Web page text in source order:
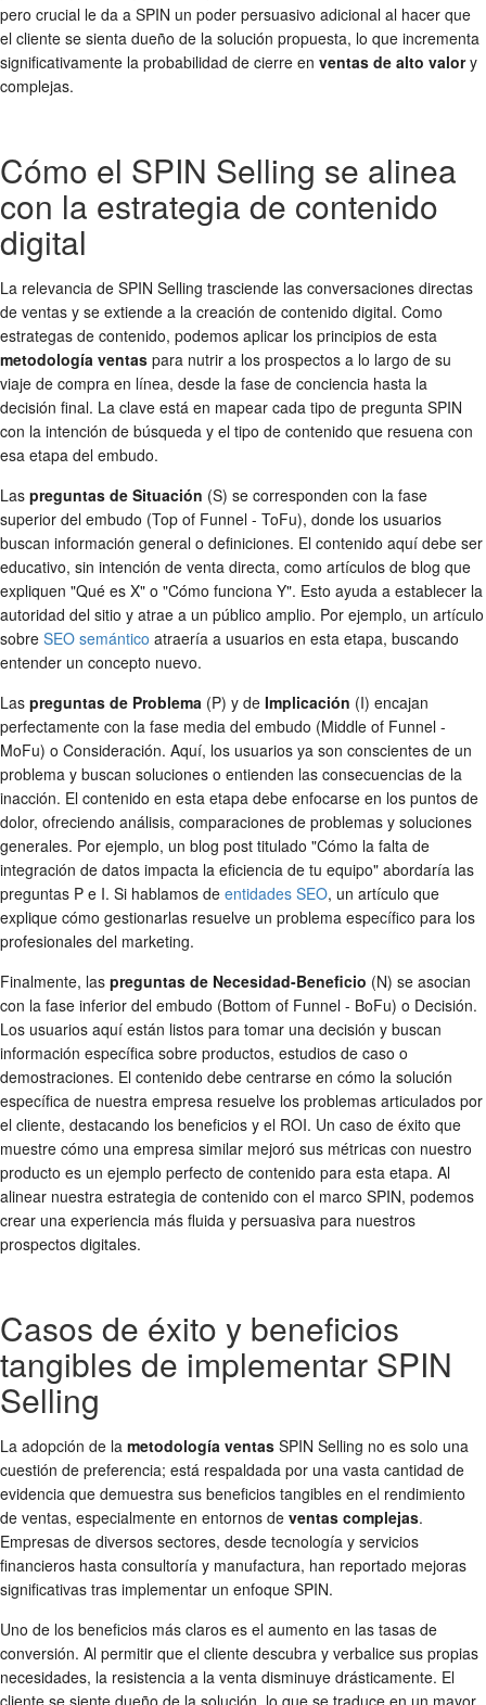
pero crucial le da a SPIN un poder persuasivo adicional al hacer que
el cliente se sienta dueño de la solución propuesta, lo que incrementa
significativamente la probabilidad de cierre en ventas de alto valory
complejas.
Cómo el SPIN Selling se alinea
con la estrategia de contenido
digital
La relevancia de SPIN Selling trasciende las conversaciones directas
de ventas y se extiende a la creación de contenido digital. Como
estrategas de contenido, podemos aplicar los principios de esta
metodología ventas para nutrir a los prospectos a lo largo de su
viaje de compra en línea, desde la fase de conciencia hasta la
decisión final. La clave está en mapear cada tipo de pregunta SPIN
con la intención de búsqueda y el tipo de contenido que resuena con
esa etapa del embudo.
Las preguntas de Situación (S) se corresponden con la fase
superior del embudo (Top of Funnel - ToFu), donde los usuarios
buscan información general o definiciones. El contenido aquí debe ser
educativo, sin intención de venta directa, como artículos de blog que
expliquen "Qué es X" o "Cómo funciona Y". Esto ayuda a establecer la
autoridad del sitio y atrae a un público amplio. Por ejemplo, un artículo
sobre SEO semántico atraería a usuarios en esta etapa, buscando
entender un concepto nuevo.
Las preguntas de Problema (P) y de Implicación (I) encajan
perfectamente con la fase media del embudo (Middle of Funnel -
MoFu) o Consideración. Aquí, los usuarios ya son conscientes de un
problema y buscan soluciones o entienden las consecuencias de la
inacción. El contenido en esta etapa debe enfocarse en los puntos de
dolor, ofreciendo análisis, comparaciones de problemas y soluciones
generales. Por ejemplo, un blog post titulado "Cómo la falta de
integración de datos impacta la eficiencia de tu equipo" abordaría las
preguntas P e I. Si hablamos de entidades SEO, un artículo que
explique cómo gestionarlas resuelve un problema específico para los
profesionales del marketing.
Finalmente, las preguntas de Necesidad-Beneficio (N) se asocian
con la fase inferior del embudo (Bottom of Funnel - BoFu) o Decisión.
Los usuarios aquí están listos para tomar una decisión y buscan
información específica sobre productos, estudios de caso o
demostraciones. El contenido debe centrarse en cómo la solución
específica de nuestra empresa resuelve los problemas articulados por
el cliente, destacando los beneficios y el ROI. Un caso de éxito que
muestre cómo una empresa similar mejoró sus métricas con nuestro
producto es un ejemplo perfecto de contenido para esta etapa. Al
alinear nuestra estrategia de contenido con el marco SPIN, podemos
crear una experiencia más fluida y persuasiva para nuestros
prospectos digitales.
Casos de éxito y beneficios
tangibles de implementar SPIN
Selling
La adopción de la metodología ventas SPIN Selling no es solo una
cuestión de preferencia; está respaldada por una vasta cantidad de
evidencia que demuestra sus beneficios tangibles en el rendimiento
de ventas, especialmente en entornos de ventas complejas.
Empresas de diversos sectores, desde tecnología y servicios
financieros hasta consultoría y manufactura, han reportado mejoras
significativas tras implementar un enfoque SPIN.
Uno de los beneficios más claros es el aumento en las tasas de
conversión. Al permitir que el cliente descubra y verbalice sus propias
necesidades, la resistencia a la venta disminuye drásticamente. El